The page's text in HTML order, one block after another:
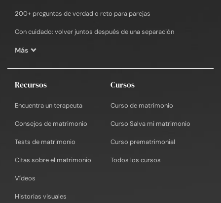
200+ preguntas de verdad o reto para parejas
Con cuidado: volver juntos después de una separación
Más
Recursos
Encuentra un terapeuta
Consejos de matrimonio
Tests de matrimonio
Citas sobre el matrimonio
Vídeos
Historias visuales
Cursos
Curso de matrimonio
Curso Salva mi matrimonio
Curso prematrimonial
Todos los cursos